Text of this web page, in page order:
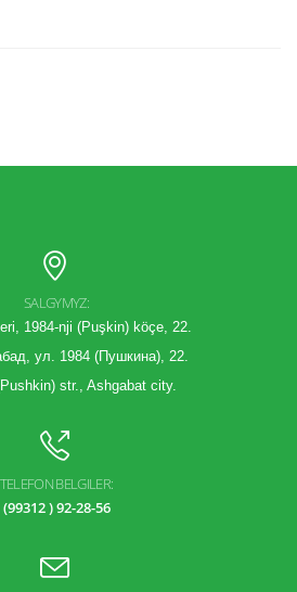
SALGYMYZ:
1984-nji (Puşkin) köçe, 22.
ул. 1984 (Пушкина), 22.
str., Ashgabat city.
TELEFON BELGILER:
(99312 ) 92-28-56